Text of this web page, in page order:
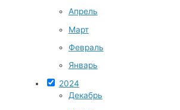
Апрель
Март
Февраль
Январь
2024
Декабрь